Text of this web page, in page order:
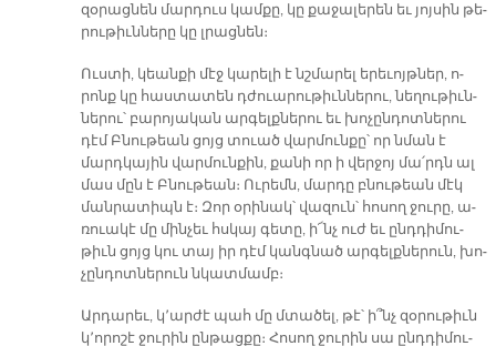
զօ­րաց­նեն մար­դուս կամ­քը, կը քա­ջա­լե­րեն եւ յոյ­սին թե­
րու­թիւն­նե­րը կը լրաց­նեն։
Ուս­տի, կեան­քի մէջ կա­րե­լի է նշմա­րել ե­րե­ւոյթ­ներ, ո­
րոնք կը հաս­տա­տեն դժուա­րու­թիւն­նե­րու, նե­ղու­թիւն­
նե­րու՝ բա­րո­յա­կան ար­գելք­նե­րու եւ խո­չըն­դոտ­նե­րու
դէմ Բնու­թեան ցոյց տուած վար­մուն­քը՝ որ նման է
մարդ­կա­յին վար­մուն­քին, քա­նի որ ի վեր­ջոյ մա՛րդն ալ
մաս մըն է Բնու­թեան։ Ու­րեմն, մար­դը բնու­թեան մէկ
ման­րա­տիպն է։ Զոր օ­րի­նակ՝ վա­զուն՝ հո­սող ջու­րը, ա­
ռուա­կէ մը մին­չեւ հսկայ գե­տը, ի՜նչ ուժ եւ ընդ­դի­մու­
թիւն ցոյց կու տայ իր դէմ կանգ­նած ար­գելք­նե­րուն, խո­
չըն­դոտ­նե­րուն նկատ­մամբ։
Ար­դա­րեւ, կ՚ար­ժէ պահ մը մտա­ծել, թէ՝ ի՞նչ զօ­րու­թիւն
կ՚ո­րո­շէ ջու­րին ըն­թաց­քը։ Հո­սող ջու­րին սա ընդ­դի­մու­